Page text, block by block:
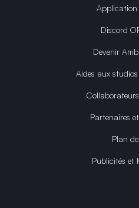
Application
Discord
Devenir
Aides aux
Partenaires
Plan
Publicités et